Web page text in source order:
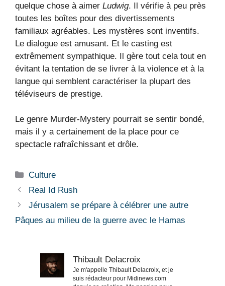
quelque chose à aimer Ludwig. Il vérifie à peu près
toutes les boîtes pour des divertissements
familiaux agréables. Les mystères sont inventifs.
Le dialogue est amusant. Et le casting est
extrêmement sympathique. Il gère tout cela tout en
évitant la tentation de se livrer à la violence et à la
langue qui semblent caractériser la plupart des
téléviseurs de prestige.
Le genre Murder-Mystery pourrait se sentir bondé,
mais il y a certainement de la place pour ce
spectacle rafraîchissant et drôle.
Catégories
Culture
Real Id Rush
Jérusalem se prépare à célébrer une autre
Pâques au milieu de la guerre avec le Hamas
Thibault Delacroix
Je m'appelle Thibault Delacroix, et je
suis rédacteur pour Midinews.com